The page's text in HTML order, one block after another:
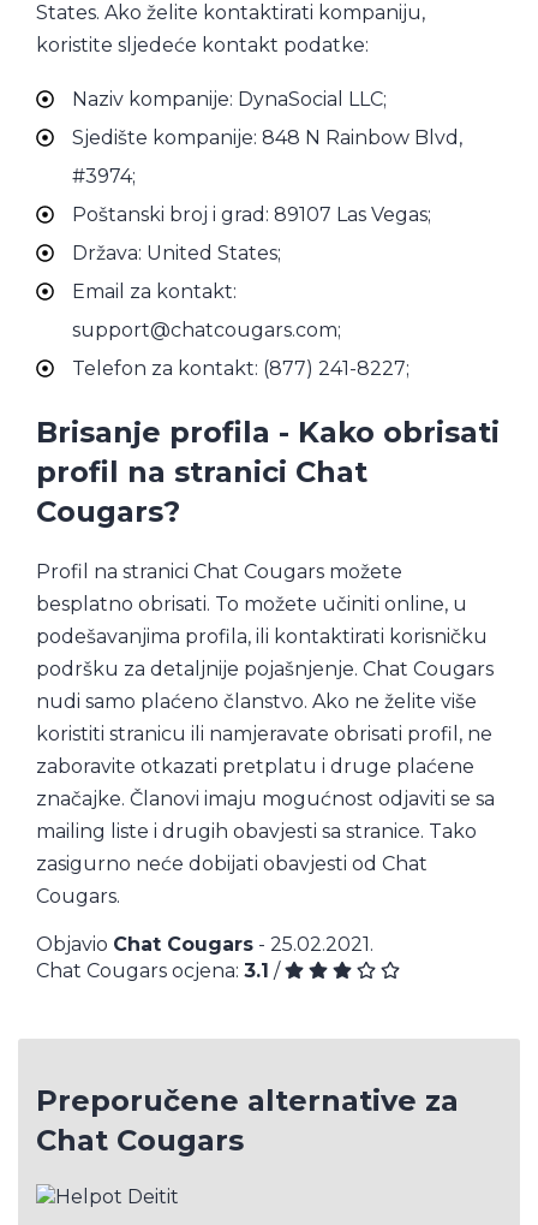
States. Ako želite kontaktirati kompaniju,
koristite sljedeće kontakt podatke:
Naziv kompanije: DynaSocial LLC;
Sjedište kompanije: 848 N Rainbow Blvd,
#3974;
Poštanski broj i grad: 89107 Las Vegas;
Država: United States;
Email za kontakt:
support@chatcougars.com;
Telefon za kontakt: (877) 241-8227;
Brisanje profila - Kako obrisati
profil na stranici Chat
Cougars?
Profil na stranici Chat Cougars možete
besplatno obrisati. To možete učiniti online, u
podešavanjima profila, ili kontaktirati korisničku
podršku za detaljnije pojašnjenje. Chat Cougars
nudi samo plaćeno članstvo. Ako ne želite više
koristiti stranicu ili namjeravate obrisati profil, ne
zaboravite otkazati pretplatu i druge plaćene
značajke. Članovi imaju mogućnost odjaviti se sa
mailing liste i drugih obavjesti sa stranice. Tako
zasigurno neće dobijati obavjesti od Chat
Cougars.
Objavio Chat Cougars - 25.02.2021.
Chat Cougars ocjena: 3.1 /
Preporučene alternative za
Chat Cougars